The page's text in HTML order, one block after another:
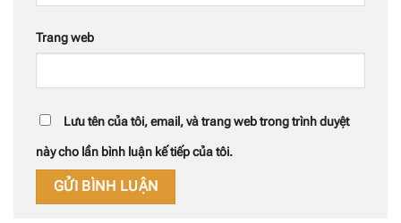
Trang web
Lưu tên của tôi, email, và trang web trong trình duyệt
này cho lần bình luận kế tiếp của tôi.